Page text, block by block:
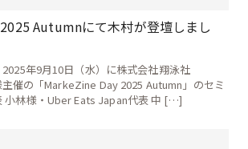
Autumnにて木村が登壇しまし
年9月10日（水）に株式会社翔泳社
催の「MarkeZine Day 2025 Autumn」のセミ
小林様・Uber Eats Japan代表 中 […]